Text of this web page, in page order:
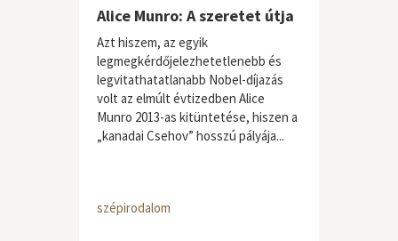
Alice Munro: A szeretet útja
Azt hiszem, az egyik
legmegkérdőjelezhetetlenebb és
legvitathatatlanabb Nobel-díjazás
volt az elmúlt évtizedben Alice
Munro 2013-as kitüntetése, hiszen a
„kanadai Csehov” hosszú pályája...
szépirodalom